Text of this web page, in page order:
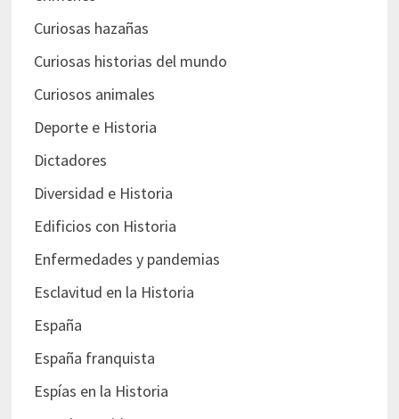
Curiosas hazañas
Curiosas historias del mundo
Curiosos animales
Deporte e Historia
Dictadores
Diversidad e Historia
Edificios con Historia
Enfermedades y pandemias
Esclavitud en la Historia
España
España franquista
Espías en la Historia